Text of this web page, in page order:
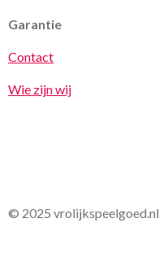
Garantie
Contact
Wie zijn wij
© 2025 vrolijkspeelgoed.nl